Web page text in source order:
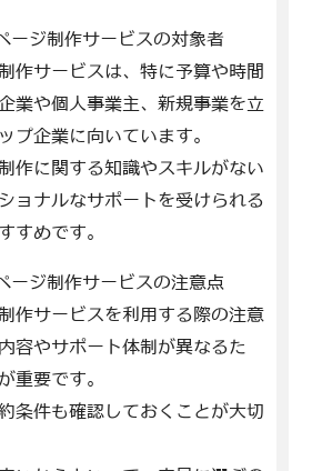
ジ制作サービスの対象者
作サービスは、特に予算や時間
業や個人事業主、新規事業を立
プ企業に向いています。
作に関する知識やスキルがない
ョナルなサポートを受けられる
すめです。
ジ制作サービスの注意点
作サービスを利用する際の注意
容やサポート体制が異なるた
重要です。
条件も確認しておくことが大切